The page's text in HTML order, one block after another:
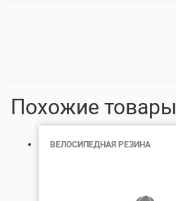
Похожие товары
ВЕЛОСИПЕДНАЯ РЕЗИНА